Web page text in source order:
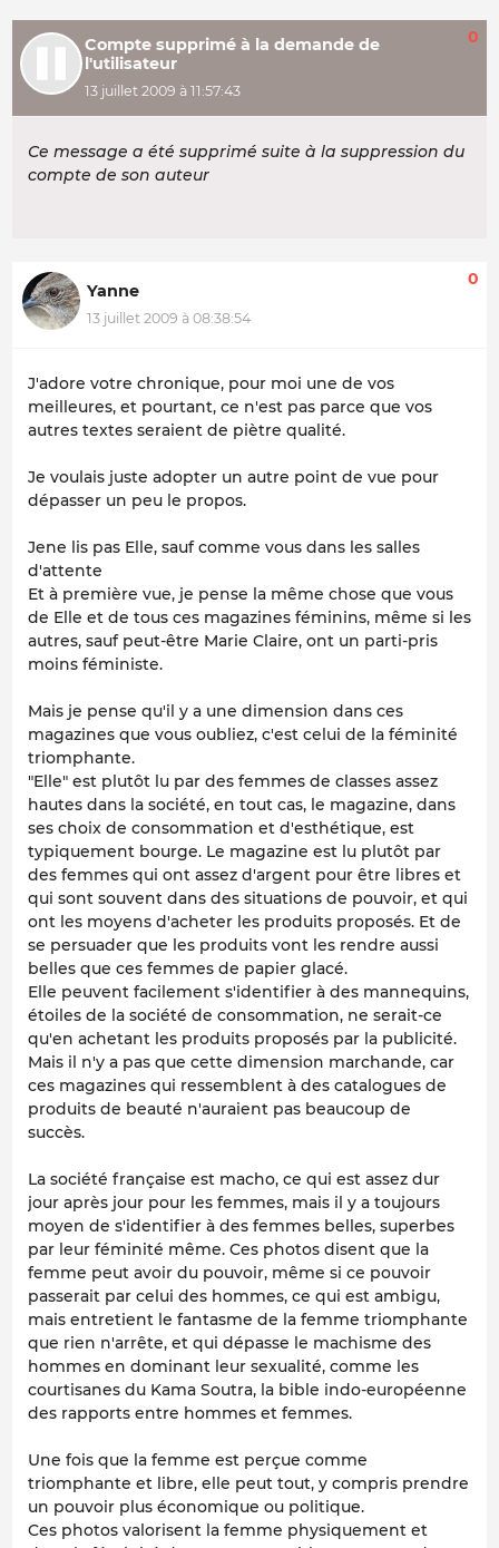
Compte supprimé à la demande de
l'utilisateur
13 juillet 2009 à 11:57:43
0
Ce message a été supprimé suite à la suppression du
compte de son auteur
Yanne
13 juillet 2009 à 08:38:54
0
J'adore votre chronique, pour moi une de vos
meilleures, et pourtant, ce n'est pas parce que vos
autres textes seraient de piètre qualité.
Je voulais juste adopter un autre point de vue pour
dépasser un peu le propos.
Jene lis pas Elle, sauf comme vous dans les salles
d'attente
Et à première vue, je pense la même chose que vous
de Elle et de tous ces magazines féminins, même si les
autres, sauf peut-être Marie Claire, ont un parti-pris
moins féministe.
Mais je pense qu'il y a une dimension dans ces
magazines que vous oubliez, c'est celui de la féminité
triomphante.
"Elle" est plutôt lu par des femmes de classes assez
hautes dans la société, en tout cas, le magazine, dans
ses choix de consommation et d'esthétique, est
typiquement bourge. Le magazine est lu plutôt par
des femmes qui ont assez d'argent pour être libres et
qui sont souvent dans des situations de pouvoir, et qui
ont les moyens d'acheter les produits proposés. Et de
se persuader que les produits vont les rendre aussi
belles que ces femmes de papier glacé.
Elle peuvent facilement s'identifier à des mannequins,
étoiles de la société de consommation, ne serait-ce
qu'en achetant les produits proposés par la publicité.
Mais il n'y a pas que cette dimension marchande, car
ces magazines qui ressemblent à des catalogues de
produits de beauté n'auraient pas beaucoup de
succès.
La société française est macho, ce qui est assez dur
jour après jour pour les femmes, mais il y a toujours
moyen de s'identifier à des femmes belles, superbes
par leur féminité même. Ces photos disent que la
femme peut avoir du pouvoir, même si ce pouvoir
passerait par celui des hommes, ce qui est ambigu,
mais entretient le fantasme de la femme triomphante
que rien n'arrête, et qui dépasse le machisme des
hommes en dominant leur sexualité, comme les
courtisanes du Kama Soutra, la bible indo-européenne
des rapports entre hommes et femmes.
Une fois que la femme est perçue comme
triomphante et libre, elle peut tout, y compris prendre
un pouvoir plus économique ou politique.
Ces photos valorisent la femme physiquement et